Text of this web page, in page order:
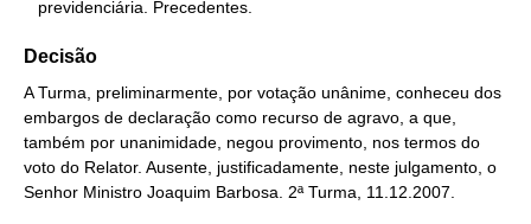
   previdenciária. Precedentes.
Decisão
A Turma, preliminarmente, por votação unânime, conheceu dos
embargos de declaração como recurso de agravo, a que,
também por unanimidade, negou provimento, nos termos do
voto do Relator. Ausente, justificadamente, neste julgamento, o
Senhor Ministro Joaquim Barbosa. 2ª Turma, 11.12.2007.